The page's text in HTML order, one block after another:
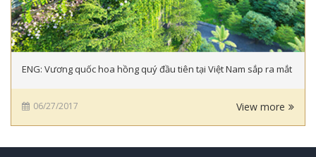
ENG: Vương quốc hoa hồng quý đầu tiên tại Việt Nam sắp ra mắt
06/27/2017 View more